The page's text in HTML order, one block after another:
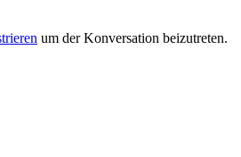
um der Konversation beizutreten.